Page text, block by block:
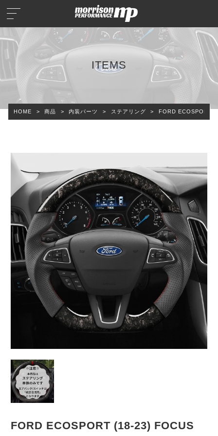
ITEMS
HOME > 商品 > 内装パーツ > ステアリング > FORD ECOSPORT
FORD ECOSPORT (18-23) FOCUS